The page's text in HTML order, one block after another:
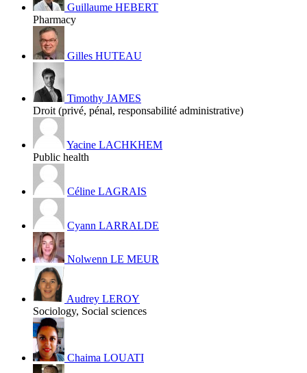
Guillaume HEBERT
Pharmacy
Gilles HUTEAU
Timothy JAMES
Droit (privé, pénal, responsabilité administrative)
Yacine LACHKHEM
Public health
Céline LAGRAIS
Cyann LARRALDE
Nolwenn LE MEUR
Audrey LEROY
Sociology, Social sciences
Chaima LOUATI